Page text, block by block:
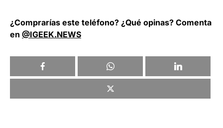
¿Comprarías este teléfono? ¿Qué opinas? Comenta
en @IGEEK.NEWS